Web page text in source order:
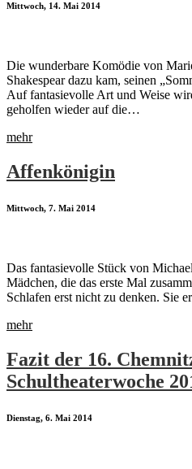
Mittwoch, 14. Mai 2014
Die wunderbare Komödie von
Shakespear dazu kam, seinen
Auf fantasievolle Art und Weise
geholfen wieder auf die…
mehr
Affenkönigin
Mittwoch, 7. Mai 2014
Das fantasievolle Stück von
Mädchen, die das erste Mal
Schlafen erst nicht zu denken. Sie
mehr
Fazit der 16.
Schultheaterwoche
Dienstag, 6. Mai 2014